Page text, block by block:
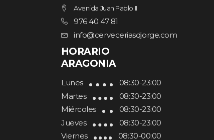
Avenida Juan Pablo II
976 40 47 81
info@cerveceriasdjorge.com
HORARIO
ARAGONIA
Lunes
08:30-23:00
Martes
08:30-23:00
Miércoles
08:30-23:00
Jueves
08:30-23:00
Viernes
08:30-00:00